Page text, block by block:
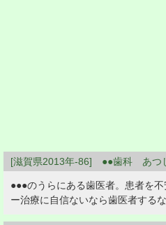
[滋賀県2013年-86] ●●歯科 あつ
●●●のうらにある歯医者。患者を
ー治療に自信ないなら歯医者するな